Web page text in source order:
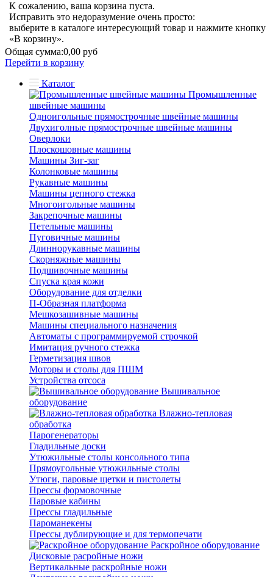
К сожалению, ваша корзина пуста.
Исправить это недоразумение очень просто:
выберите в каталоге интересующий товар и нажмите кнопку
«В корзину».
Общая сумма:0,00 руб
Перейти в корзину
Каталог
Промышленные
швейные машины
Одноигольные прямострочные швейные машины
Двухиголные прямострочные швейные машины
Оверлоки
Плоскошовные машины
Машины Зиг-заг
Колонковые машины
Рукавные машины
Машины цепного стежка
Многоигольные машины
Закрепочные машины
Петельные машины
Пуговичные машины
Длиннорукавные машины
Скорняжные машины
Подшивочные машины
Спуска края кожи
Оборудование для отделки
П-Образная платформа
Мешкозашивные машины
Машины специального назначения
Автоматы с программируемой строчкой
Имитация ручного стежка
Герметизация швов
Моторы и столы для ПШМ
Устройства отсоса
Вышивальное
оборудование
Влажно-тепловая
обработка
Парогенераторы
Гладильные доски
Утюжильные столы консольного типа
Прямоугольные утюжильные столы
Утюги, паровые щетки и пистолеты
Прессы формовочные
Паровые кабины
Прессы гладильные
Пароманекены
Прессы дублирующие и для термопечати
Раскройное оборудование
Дисковые расройные ножи
Вертикальные раскройные ножи